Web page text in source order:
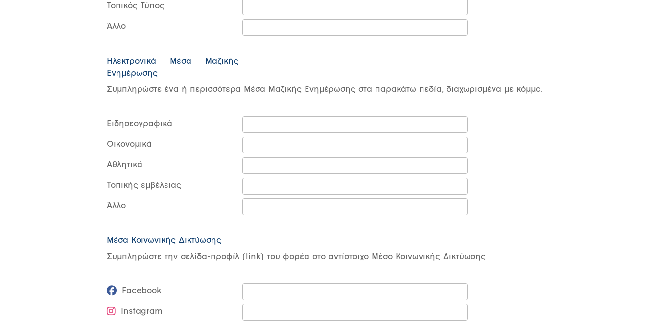
Τοπικός Τύπος
Άλλο
Ηλεκτρονικά Μέσα Μαζικής
Ενημέρωσης
Συμπληρώστε ένα ή περισσότερα Μέσα Μαζικής Ενημέρωσης στα παρακάτω πεδία, διαχωρισμένα με κόμμα.
Ειδησεογραφικά
Οικονομικά
Αθλητικά
Τοπικής εμβέλειας
Άλλο
Μέσα Κοινωνικής Δικτύωσης
Συμπληρώστε την σελίδα-προφίλ (link) του φορέα στο αντίστοιχο Μέσο Κοινωνικής Δικτύωσης
Facebook
Instagram